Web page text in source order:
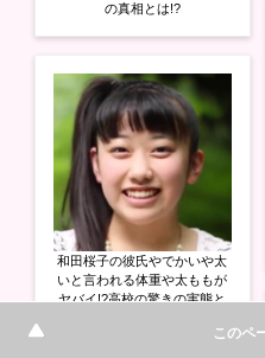
の真相とは!?
和田桜子の彼氏やでかいや太
いと言われる体重や太ももが
ヤバイ!?高校の驚きの実態と
このペ